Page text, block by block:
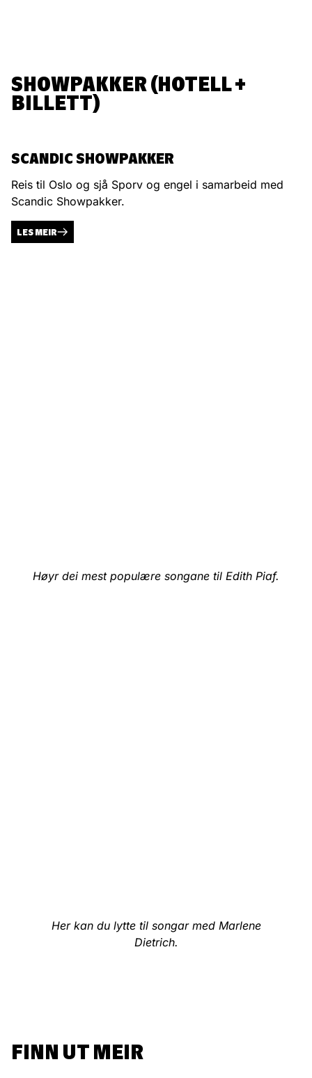
SHOWPAKKER (HOTELL +
BILLETT)
SCANDIC SHOWPAKKER
Reis til Oslo og sjå Sporv og engel i samarbeid med
Scandic Showpakker.
LES MEIR
Høyr dei mest populære songane til Edith Piaf.
Her kan du lytte til songar med Marlene
Dietrich.
FINN UT MEIR